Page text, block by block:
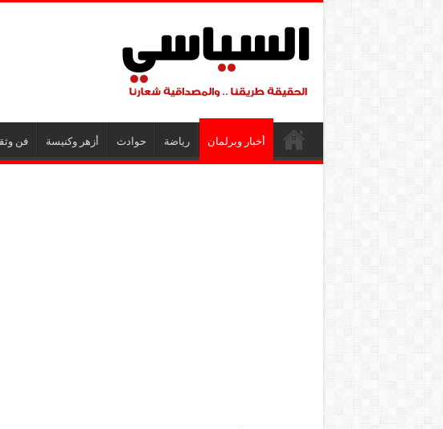
أخبار وبرلمان رياضة حوادث أزهر وكنيسة فن